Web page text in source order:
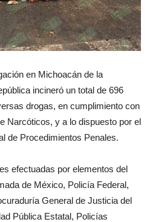
en Michoacán de la
incineró un total de 696
drogas, en cumplimiento con
Narcóticos, y a lo dispuesto por el
de Procedimientos Penales.
efectuadas por elementos del
de México, Policía Federal,
General de Justicia del
Pública Estatal, Policías